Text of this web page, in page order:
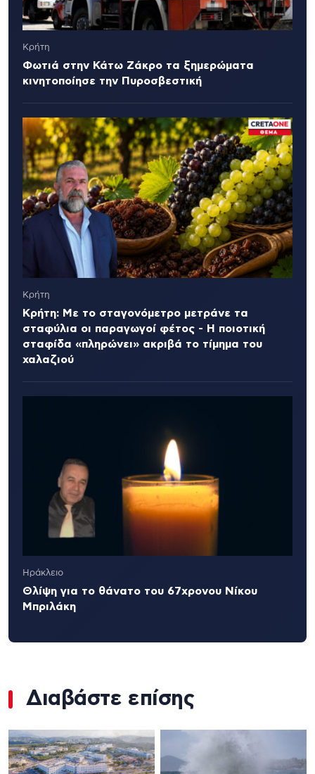
Κρήτη
Φωτιά στην Κάτω Ζάκρο τα ξημερώματα
κινητοποίησε την Πυροσβεστική
Κρήτη
Κρήτη: Με το σταγονόμετρο μετράνε τα
σταφύλια οι παραγωγοί φέτος - Η ποιοτική
σταφίδα «πληρώνει» ακριβά το τίμημα του
χαλαζιού
Ηράκλειο
Θλίψη για το θάνατο του 67χρονου Νίκου
Μπριλάκη
Διαβάστε επίσης